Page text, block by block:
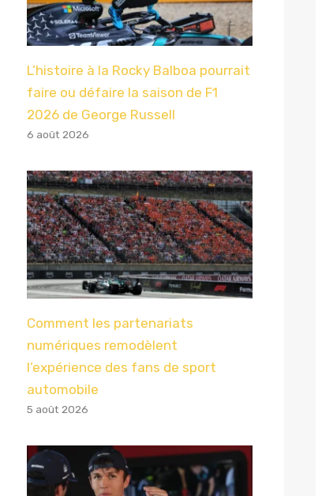
L’histoire à la Rocky Balboa pourrait
faire ou défaire la saison de F1
2026 de George Russell
6 août 2026
Comment les partenariats
numériques remodèlent
l’expérience des fans de sport
automobile
5 août 2026